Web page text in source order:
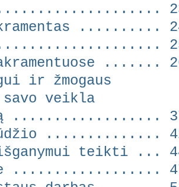
..........
.......
ir žmogaus
veikla
..................
..............
teikti ...
..................